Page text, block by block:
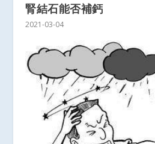
腎結石能否補鈣
2021-03-04